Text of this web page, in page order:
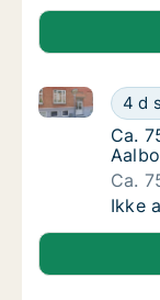
Ca.
4 d
Ca. 75 m2
Ca.
Ca.
Ca.
Ca.
Ikke